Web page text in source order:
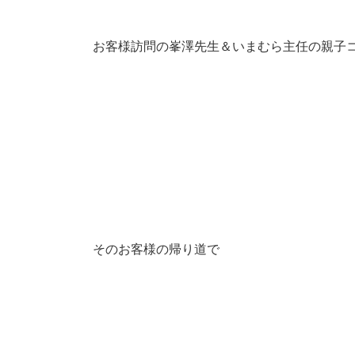
お客様訪問の峯澤先生＆いまむら主任の親子
そのお客様の帰り道で